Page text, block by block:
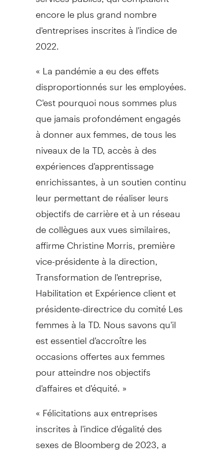
encore le plus grand nombre
d'entreprises inscrites à l'indice de
2022.
« La pandémie a eu des effets
disproportionnés sur les employées.
C'est pourquoi nous sommes plus
que jamais profondément engagés
à donner aux femmes, de tous les
niveaux de la TD, accès à des
expériences d'apprentissage
enrichissantes, à un soutien continu
leur permettant de réaliser leurs
objectifs de carrière et à un réseau
de collègues aux vues similaires,
affirme Christine Morris, première
vice-présidente à la direction,
Transformation de l'entreprise,
Habilitation et Expérience client et
présidente-directrice du comité Les
femmes à la TD. Nous savons qu'il
est essentiel d'accroître les
occasions offertes aux femmes
pour atteindre nos objectifs
d'affaires et d'équité. »
« Félicitations aux entreprises
inscrites à l'indice d'égalité des
sexes deBloomberg de2023, a